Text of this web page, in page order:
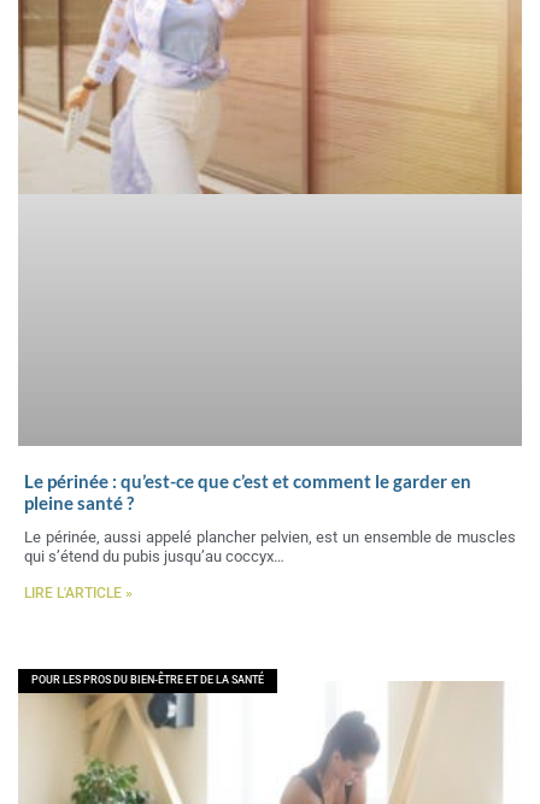
Le périnée : qu’est-ce que c’est et comment le garder en
pleine santé ?
Le périnée, aussi appelé plancher pelvien, est un ensemble de muscles
qui s’étend du pubis jusqu’au coccyx…
LIRE L'ARTICLE »
POUR LES PROS DU BIEN-ÊTRE ET DE LA SANTÉ